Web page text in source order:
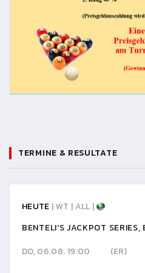
TERMINE & RESULTATE
HEUTE | WT | ALL |
BENTELI'S JACKPOT SERIES,
DO, 06.08. 19:00
(ER)